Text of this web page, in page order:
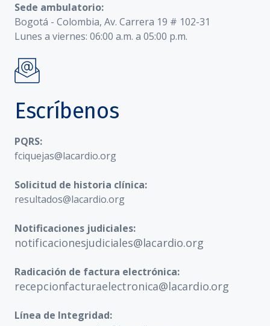
Sede ambulatorio:
Bogotá - Colombia, Av. Carrera 19 # 102-31
Lunes a viernes: 06:00 a.m. a 05:00 p.m.
Escríbenos
PQRS:
fciquejas@lacardio.org
Solicitud de historia clínica:
resultados@lacardio.org
Notificaciones judiciales:
notificacionesjudiciales@lacardio.org
Radicación de factura electrónica:
recepcionfacturaelectronica@lacardio.org
Línea de Integridad: